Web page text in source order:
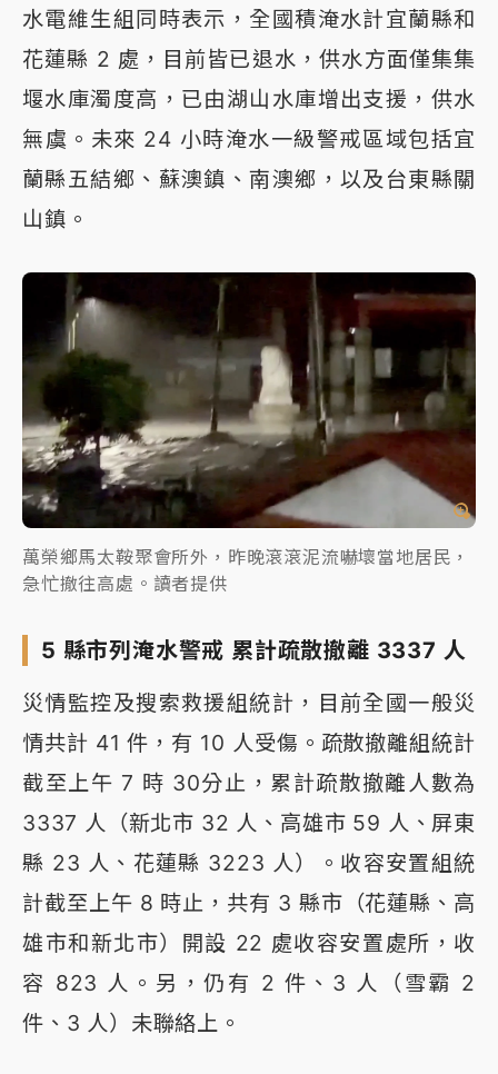
水電維生組同時表示，全國積淹水計宜蘭縣和
花蓮縣 2 處，目前皆已退水，供水方面僅集集
堰水庫濁度高，已由湖山水庫增出支援，供水
無虞。未來 24 小時淹水一級警戒區域包括宜
蘭縣五結鄉、蘇澳鎮、南澳鄉，以及台東縣關
山鎮。
萬榮鄉馬太鞍聚會所外，昨晚滾滾泥流嚇壞當地居民，
急忙撤往高處。讀者提供
5 縣市列淹水警戒 累計疏散撤離 3337 人
災情監控及搜索救援組統計，目前全國一般災
情共計 41 件，有 10 人受傷。疏散撤離組統計
截至上午 7 時 30分止，累計疏散撤離人數為
3337 人（新北市 32 人、高雄市 59 人、屏東
縣 23 人、花蓮縣 3223 人）。收容安置組統
計截至上午 8 時止，共有 3 縣市（花蓮縣、高
雄市和新北市）開設 22 處收容安置處所，收
容 823 人。另，仍有 2 件、3 人（雪霸 2
件、3 人）未聯絡上。